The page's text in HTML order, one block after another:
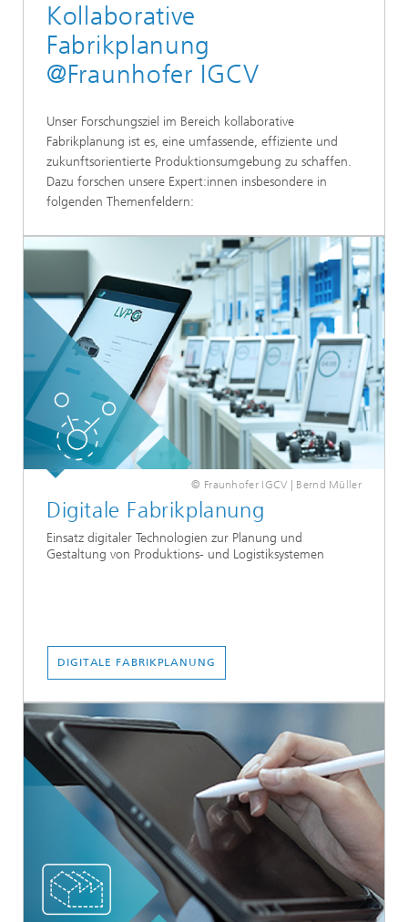
Kollaborative
Fabrikplanung
@Fraunhofer IGCV
Unser Forschungsziel im Bereich kollaborative
Fabrikplanung ist es, eine umfassende, effiziente und
zukunftsorientierte Produktionsumgebung zu schaffen.
Dazu forschen unsere Expert:innen insbesondere in
folgenden Themenfeldern:
© Fraunhofer IGCV | Bernd Müller
Digitale Fabrikplanung
Einsatz digitaler Technologien zur Planung und
Gestaltung von Produktions- und Logistiksystemen
DIGITALE FABRIKPLANUNG